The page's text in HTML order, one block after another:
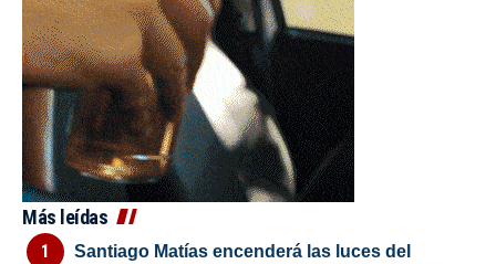
Más leídas
Santiago Matías encenderá las luces del